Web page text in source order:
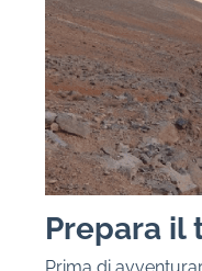
Prepara il